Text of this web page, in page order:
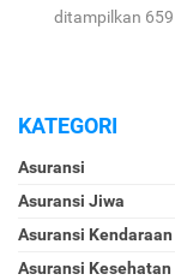
ditampilkan
KATEGORI
Asuransi
Asuransi Jiwa
Asuransi Kendaraan
Asuransi Kesehatan